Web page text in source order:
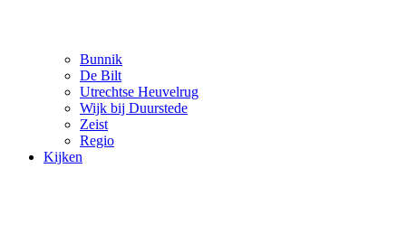
Bunnik
De Bilt
Utrechtse Heuvelrug
Wijk bij Duurstede
Zeist
Regio
Kijken